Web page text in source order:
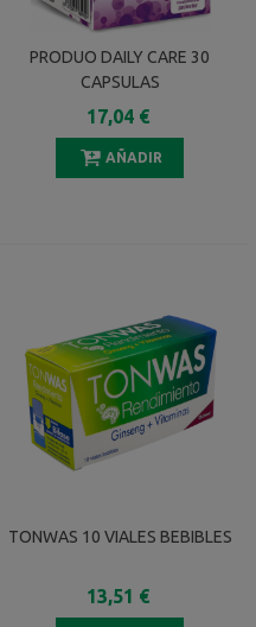
PRODUO DAILY CARE 30
CAPSULAS
17,04 €
AÑADIR
TONWAS 10 VIALES BEBIBLES
13,51 €